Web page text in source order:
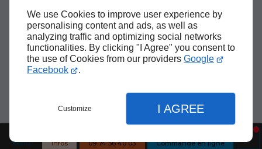
We use Cookies to improve user experience by
personalising content and ads, as well as
analyzing traffic and optimizing social networks
functionalities. By clicking "I Agree" you consent to
the use of Cookies from our providers Google
Facebook
.
Customize I AGREE
Menu Infos 09 74 56 40 03 Commande en ligne
Plan du site
Haut de page